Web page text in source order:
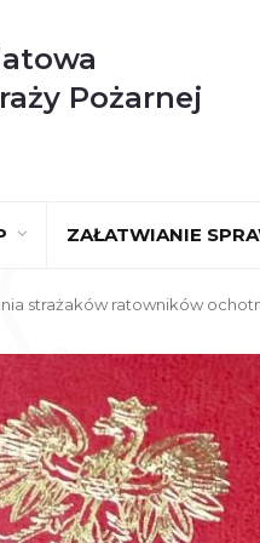
Pożarnej
ZAŁATWIANIE
strażaków ratowników